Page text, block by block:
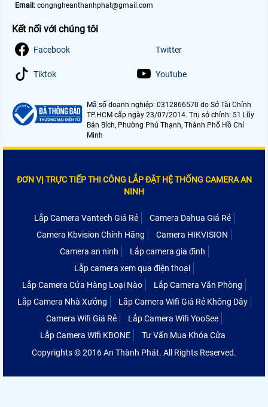
Email: congngheanthanhphat@gmail.com
Kết nối với chúng tôi
Facebook Twitter
Tiktok Youtube
Mã số doanh nghiệp: 0312866570 do Sở Tài Chính
TP.HCM cấp ngày 23/07/2014. Trụ sở chính: 51 Lũy
Bán Bích, Phường Phú Thạnh, Thành Phố Hồ Chí
Minh
ĐƠN VỊ TRỰC TIẾP THI CÔNG LẮP ĐẶT HỆ THỐNG CAMERA AN
NINH
Lắp Camera Vantech Giá Rẻ
Camera Dahua Giá Rẻ
Camera Kbvision Chính Hãng
Camera HIKVISION
Camera an ninh
Lắp camera gia đình
Lắp camera xem qua điện thoại
Lắp Camera Cửa Hàng Loại Nào
Lắp Camera Văn Phòng
Lắp Camera Nhà Xưởng
Lắp Camera Wifi Giá Rẻ Không Dây
Camera Wifi Giá Rẻ
Lắp Camera Wifi YooSee
Lắp Camera Wifi KBONE
Tư Vấn Mua Khóa Cửa
Copyrights © 2016 An Thành Phát. All Rights Reserved.